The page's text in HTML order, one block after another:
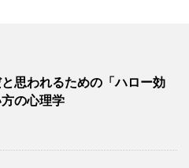
思われるための「ハロー効
の心理学